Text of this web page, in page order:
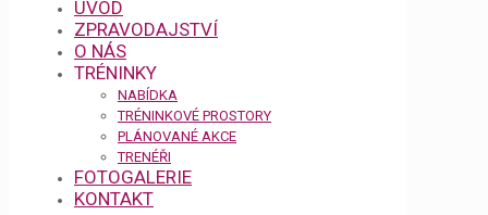
ÚVOD
ZPRAVODAJSTVÍ
O NÁS
TRÉNINKY
NABÍDKA
TRÉNINKOVÉ PROSTORY
PLÁNOVANÉ AKCE
TRENÉŘI
FOTOGALERIE
KONTAKT